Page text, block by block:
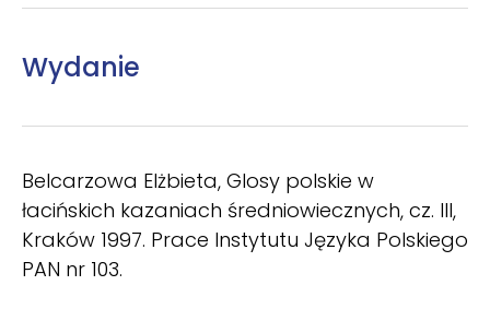
Wydanie
Belcarzowa Elżbieta, Glosy polskie w
łacińskich kazaniach średniowiecznych, cz. III,
Kraków 1997. Prace Instytutu Języka Polskiego
PAN nr 103.